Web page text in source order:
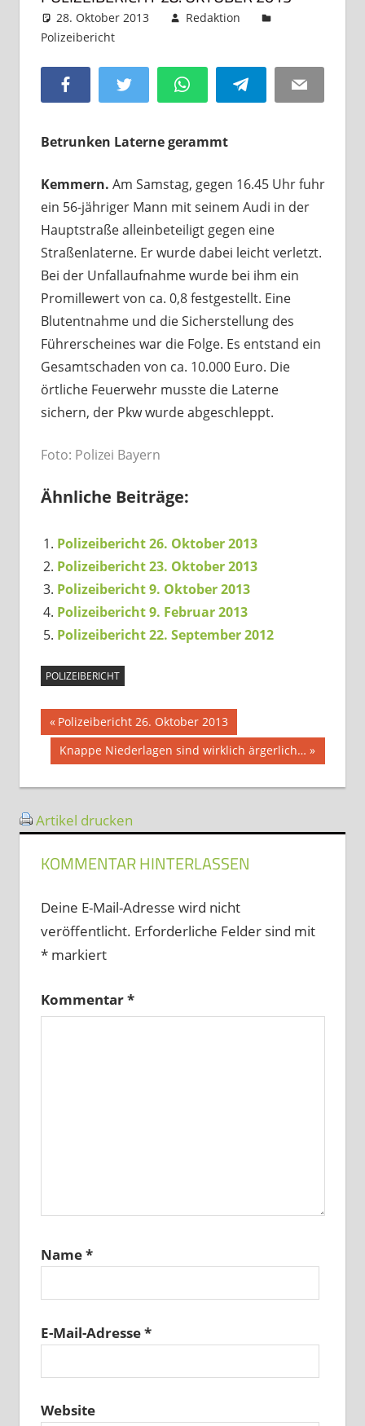
28. Oktober 2013
Redaktion
Polizeibericht
Facebook Twitter WhatsAppTelegram Email
Betrunken Laterne gerammt
Kemmern. Am Samstag, gegen 16.45 Uhr fuhr
ein 56-jähriger Mann mit seinem Audi in der
Hauptstraße alleinbeteiligt gegen eine
Straßenlaterne. Er wurde dabei leicht verletzt.
Bei der Unfallaufnahme wurde bei ihm ein
Promillewert von ca. 0,8 festgestellt. Eine
Blutentnahme und die Sicherstellung des
Führerscheines war die Folge. Es entstand ein
Gesamtschaden von ca. 10.000 Euro. Die
örtliche Feuerwehr musste die Laterne
sichern, der Pkw wurde abgeschleppt.
Foto: Polizei Bayern
Ähnliche Beiträge:
Polizeibericht 26. Oktober 2013
Polizeibericht 23. Oktober 2013
Polizeibericht 9. Oktober 2013
Polizeibericht 9. Februar 2013
Polizeibericht 22. September 2012
POLIZEIBERICHT
Beitragsnavigation
Vorheriger
Beitrag:
Polizeibericht 26. Oktober 2013
Nächster
Beitrag:
Knappe Niederlagen sind wirklich ärgerlich…
Artikel drucken
KOMMENTAR HINTERLASSEN
Deine E-Mail-Adresse wird nicht
veröffentlicht. Erforderliche Felder sind mit
*markiert
Kommentar*
Name*
E-Mail-Adresse*
Website